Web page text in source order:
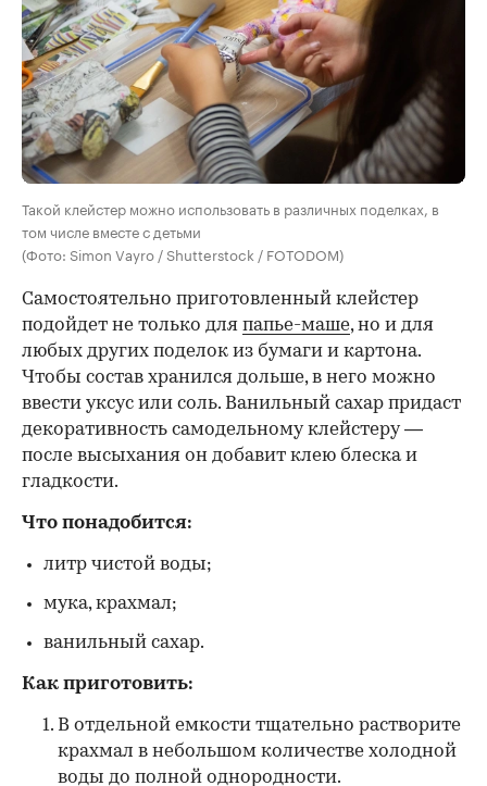
Такой клейстер можно использовать в различных поделках, в
том числе вместе с детьми
(Фото: Simon Vayro / Shutterstock / FOTODOM)
Самостоятельно приготовленный клейстер
подойдет не только для папье-маше, но и для
любых других поделок из бумаги и картона.
Чтобы состав хранился дольше, в него можно
ввести уксус или соль. Ванильный сахар придаст
декоративность самодельному клейстеру —
после высыхания он добавит клею блеска и
гладкости.
Что понадобится:
литр чистой воды;
мука, крахмал;
ванильный сахар.
Как приготовить:
В отдельной емкости тщательно растворите
крахмал в небольшом количестве холодной
воды до полной однородности.